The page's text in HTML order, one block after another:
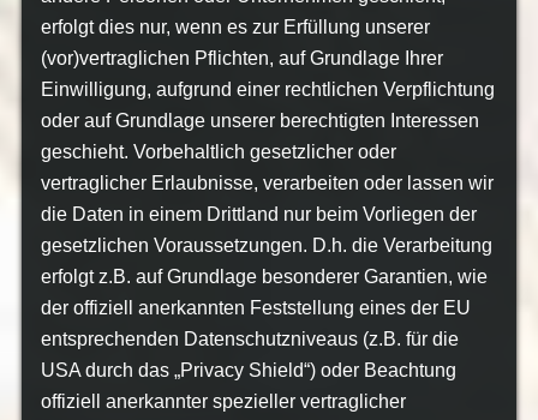
erfolgt dies nur, wenn es zur Erfüllung unserer
(vor)vertraglichen Pflichten, auf Grundlage Ihrer
Einwilligung, aufgrund einer rechtlichen Verpflichtung
oder auf Grundlage unserer berechtigten Interessen
geschieht. Vorbehaltlich gesetzlicher oder
vertraglicher Erlaubnisse, verarbeiten oder lassen wir
die Daten in einem Drittland nur beim Vorliegen der
gesetzlichen Voraussetzungen. D.h. die Verarbeitung
erfolgt z.B. auf Grundlage besonderer Garantien, wie
der offiziell anerkannten Feststellung eines der EU
entsprechenden Datenschutzniveaus (z.B. für die
USA durch das „Privacy Shield“) oder Beachtung
offiziell anerkannter spezieller vertraglicher